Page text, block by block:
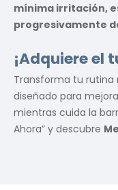
mínima irritación,
progresivamente
¡Adquiere el
Transforma tu rutina
diseñado para
mientras cuida la
Ahora” y descubre